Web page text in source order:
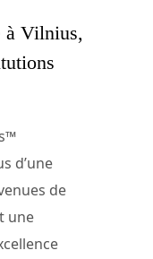
à Vilnius,
d’une
de
une